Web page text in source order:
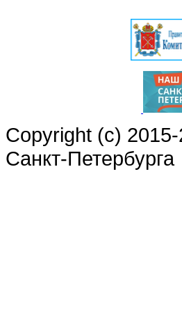
Copyright (c)
Санкт-Петербурга